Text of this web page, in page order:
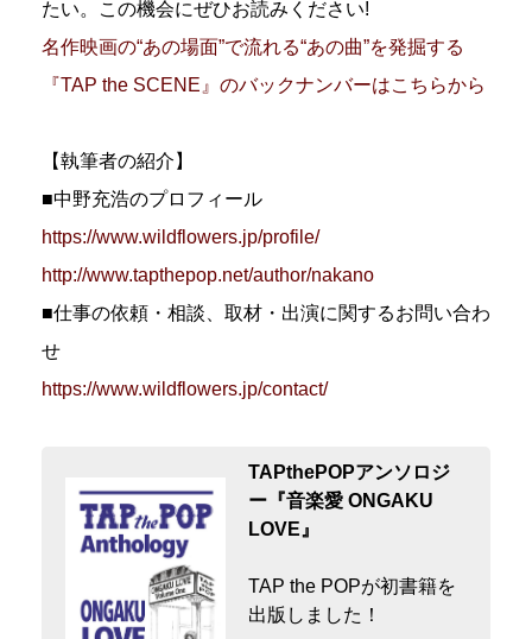
たい。この機会にぜひお読みください!
名作映画の“あの場面”で流れる“あの曲”を発掘する
『TAP the SCENE』のバックナンバーはこちらから
【執筆者の紹介】
■中野充浩のプロフィール
https://www.wildflowers.jp/profile/
http://www.tapthepop.net/author/nakano
■仕事の依頼・相談、取材・出演に関するお問い合わ
せ
https://www.wildflowers.jp/contact/
TAPthePOPアンソロジ
ー『音楽愛 ONGAKU
LOVE』
TAP the POPが初書籍を
出版しました！